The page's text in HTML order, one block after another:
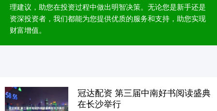
理建议，助您在投资过程中做出明智决策。无论您是新手还是
资深投资者，我们都能为您提供优质的服务和支持，助您实现
财富增值。
冠达配资 第三届中南好书阅读盛典
在长沙举行